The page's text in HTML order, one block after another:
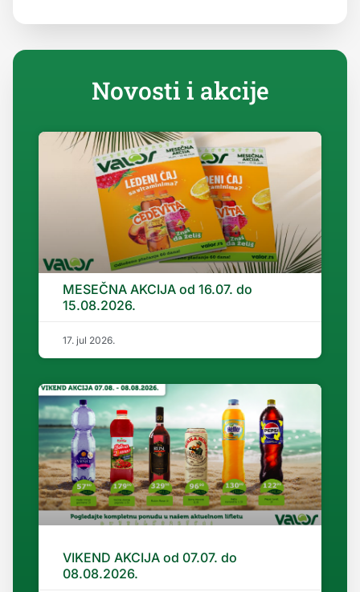
Novosti i akcije
MESEČNA AKCIJA od 16.07. do
15.08.2026.
17. jul 2026.
VIKEND AKCIJA od 07.07. do
08.08.2026.